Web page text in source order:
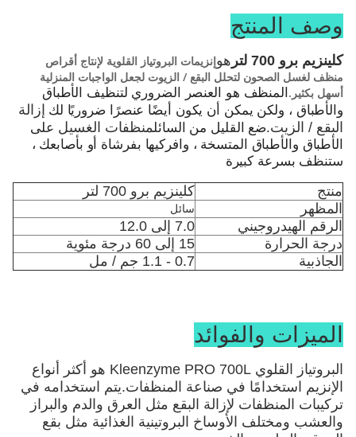
وصف المنتج
كلينزيم برو 700 لتر هوإنزيمات البروتياز القلوية لإنتاج أقراص
منظف لغسل الصحون لتحلل البقع / الزيوت لجعل الواجبات المنزلية
أسهل بكثير. المنظف هو العنصر الضروري لتنظيف الأطباق
والأطباق ، ولكن يمكن أن يكون أيضًا عنصرًا ضروريًا لك إزالة
البقع / الزيت.ضع القليل من السائلمنظفات الغسيل على
الأطباق والأطباق المتسخة ، وافركيها بفرشاة أو بأصابعك ،
ستنظف بسرعة كبيرة
منتج
كلينزيم برو 700 لتر
المظهر
سائل
الرقم الهيدروجيني
7.0 إلى 12.0
درجة الحرارة
15 إلى 60 درجة مئوية
الجاذبية
0.7 - 1.1 جم / مل
الميزات والفوائد